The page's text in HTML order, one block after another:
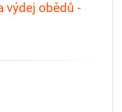
výdej obědů -